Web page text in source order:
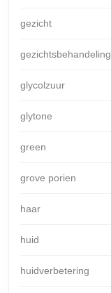
gezicht
gezichtsbehandeling
glycolzuur
glytone
green
grove porien
haar
huid
huidverbetering